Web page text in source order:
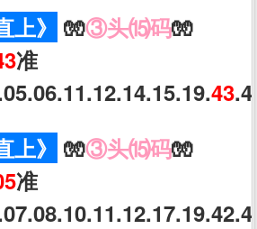
上》 🧤③头⒂码🧤
准
43
上》 🧤③头⒂码🧤
准